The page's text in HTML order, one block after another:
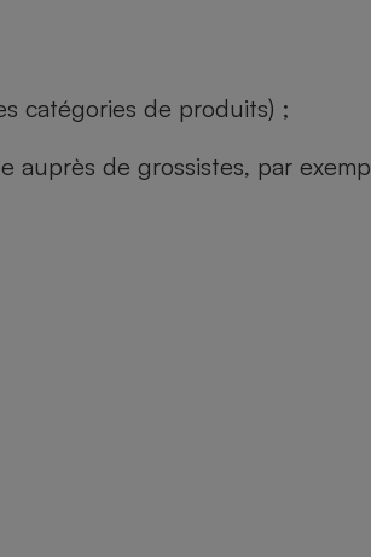
catégories de produits) ;
de grossistes, par